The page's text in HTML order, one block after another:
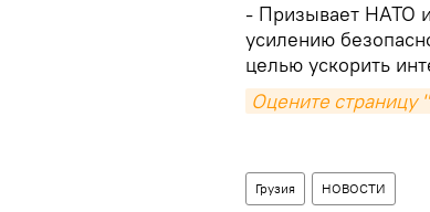
- Призывает НАТО
усилению
целью ускорить
Оцените страницу
Грузия НОВОСТИ